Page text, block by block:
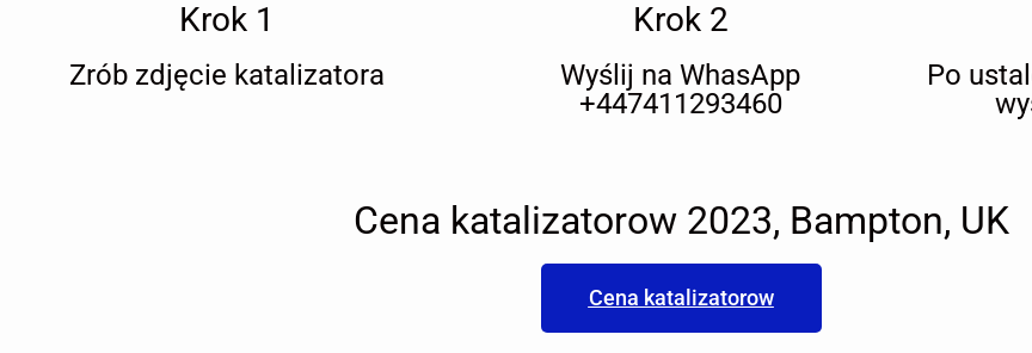
Krok 1
Zrób zdjęcie katalizatora
Krok 2
Wyślij na WhasApp
+447411293460
Po
Cena katalizatorow 2023, Bampton, UK
Cena katalizatorow